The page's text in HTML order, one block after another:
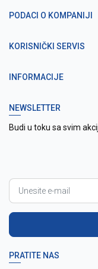
PODACI O KOMPANIJI
KORISNIČKI SERVIS
INFORMACIJE
NEWSLETTER
Budi u toku sa svim
PRATITE NAS